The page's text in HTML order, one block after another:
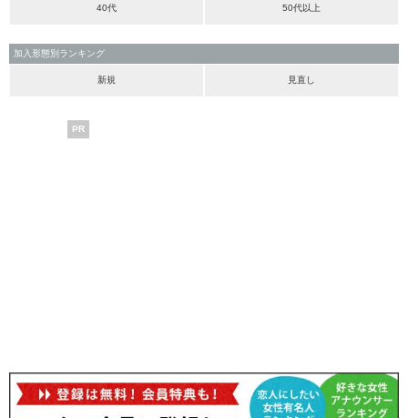
40代 50代以上
加入形態別ランキング
新規 見直し
PR